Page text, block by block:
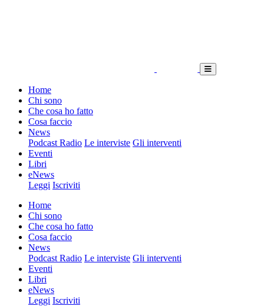
Home
Chi sono
Che cosa ho fatto
Cosa faccio
News
Podcast Radio Le interviste Gli interventi
Eventi
Libri
eNews
Leggi Iscriviti
Home
Chi sono
Che cosa ho fatto
Cosa faccio
News
Podcast Radio Le interviste Gli interventi
Eventi
Libri
eNews
Leggi Iscriviti